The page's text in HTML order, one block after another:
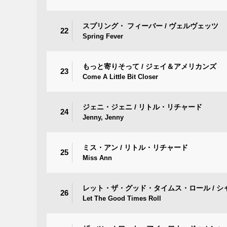
22
スプリング・ フィーバー / ヴェルヴェッツ
Spring Fever
23
もっと寄りそって / ジェイ＆アメリカンズ
Come A Little Bit Closer
24
ジェニ・ジェニ / リトル・リチャード
Jenny, Jenny
25
ミス・アン / リトル・リチャード
Miss Ann
26
レット・ザ・グッド・タイムス・ロール / シ
Let The Good Times Roll